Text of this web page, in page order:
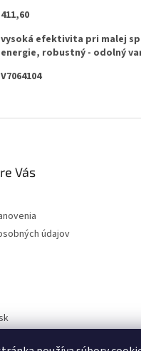
411,60
vysoká efektivita pri malej
energie, robustný - odolný
V7064104
Vás
údajov